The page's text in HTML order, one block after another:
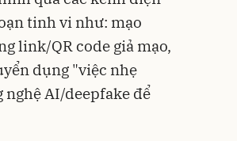
tinh vi như: mạo
link/QR code giả mạo,
dụng "việc nhẹ
nghệ AI/deepfake để